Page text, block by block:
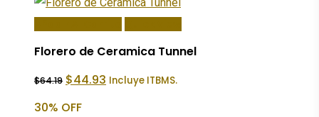
Florero de Ceramica Tunnel
$64.19 El
precio
era:
$44.93 El
precio
Incluye ITBMS.
30% OFF